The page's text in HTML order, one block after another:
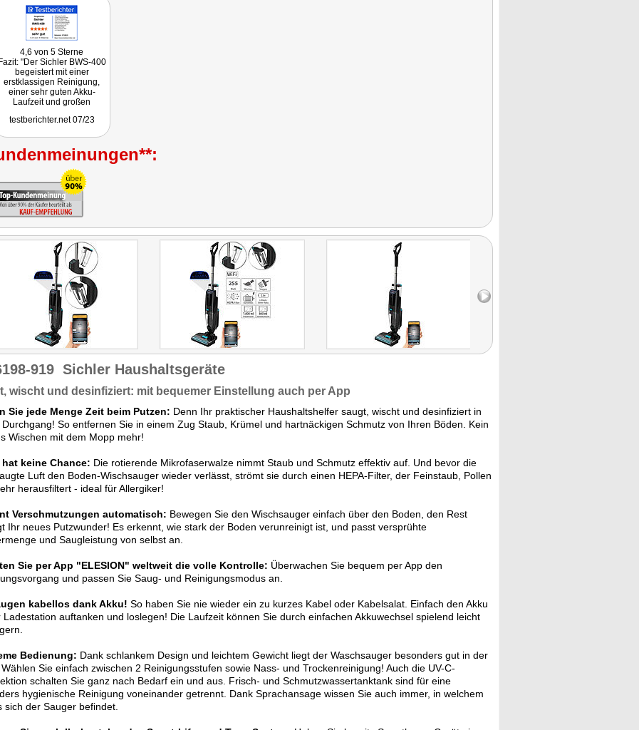
4,6 von 5 Sterne
Fazit: "Der Sichler BWS-400
begeistert mit einer
erstklassigen Reinigung,
einer sehr guten Akku-
Laufzeit und großen
testberichter.net 07/23
919 Sichler Haushaltsgeräte
wischt und desinfiziert: mit bequemer Einstellung auch per App
Sie jede Menge Zeit beim Putzen: Denn Ihr praktischer Haushaltshelfer saugt, wischt und desinfiziert in
So entfernen Sie in einem Zug Staub, Krümel und hartnäckigen Schmutz von Ihren Böden. Kein
Wischen mit dem Mopp mehr!
hat keine Chance: Die rotierende Mikrofaserwalze nimmt Staub und Schmutz effektiv auf. Und bevor die
Luft den Boden-Wischsauger wieder verlässt, strömt sie durch einen HEPA-Filter, der Feinstaub, Pollen
herausfiltert - ideal für Allergiker!
Verschmutzungen automatisch: Bewegen Sie den Wischsauger einfach über den Boden, den Rest
Ihr neues Putzwunder! Es erkennt, wie stark der Boden verunreinigt ist, und passt versprühte
und Saugleistung von selbst an.
Sie per App "ELESION" weltweit die volle Kontrolle: Überwachen Sie bequem per App den
und passen Sie Saug- und Reinigungsmodus an.
kabellos dank Akku! So haben Sie nie wieder ein zu kurzes Kabel oder Kabelsalat. Einfach den Akku
Ladestation auftanken und loslegen! Die Laufzeit können Sie durch einfachen Akkuwechsel spielend leicht
Bedienung: Dank schlankem Design und leichtem Gewicht liegt der Waschsauger besonders gut in der
Sie einfach zwischen 2 Reinigungsstufen sowie Nass- und Trockenreinigung! Auch die UV-C-
schalten Sie ganz nach Bedarf ein und aus. Frisch- und Schmutzwassertanktank sind für eine
hygienische Reinigung voneinander getrennt. Dank Sprachansage wissen Sie auch immer, in welchem
sich der Sauger befindet.